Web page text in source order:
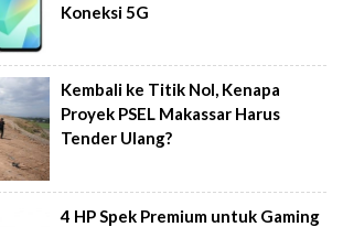
Koneksi 5G
Kembali ke Titik Nol, Kenapa
Proyek PSEL Makassar Harus
Tender Ulang?
4 HP Spek Premium untuk Gaming